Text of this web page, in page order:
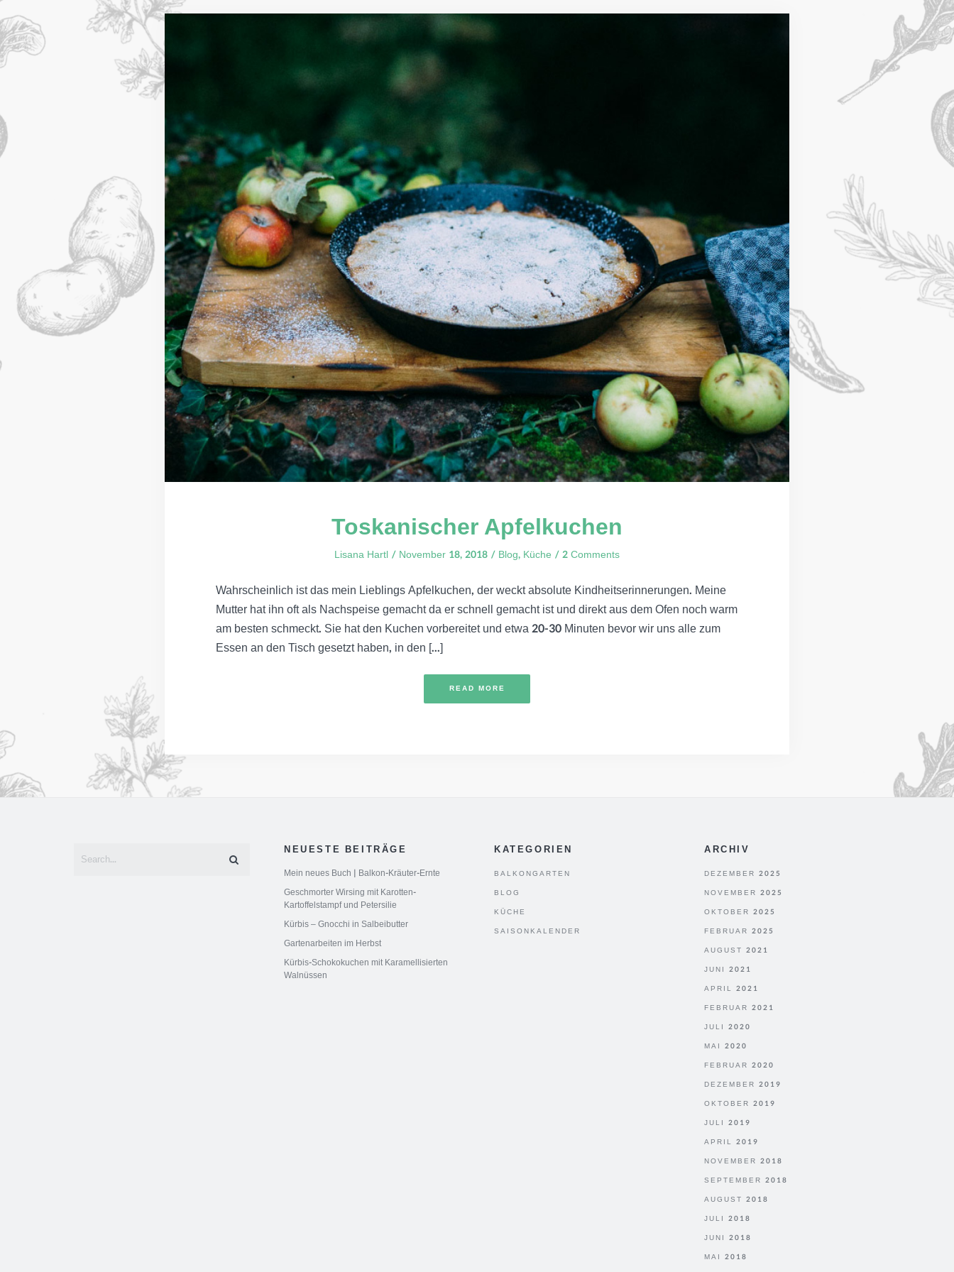
Toskanischer Apfelkuchen
Lisana Hartl November 18, 2018 Blog, Küche 2 Comments
Wahrscheinlich ist das mein Lieblings Apfelkuchen, der weckt absolute Kindheitserinnerungen. Meine
Mutter hat ihn oft als Nachspeise gemacht da er schnell gemacht ist und direkt aus dem Ofen noch warm
am besten schmeckt. Sie hat den Kuchen vorbereitet und etwa 20-30 Minuten bevor wir uns alle zum
Essen an den Tisch gesetzt haben, in den [...]
READ MORE
NEUESTE BEITRÄGE
Mein neues Buch | Balkon-Kräuter-Ernte
Geschmorter Wirsing mit Karotten-
Kartoffelstampf und Petersilie
Kürbis – Gnocchi in Salbeibutter
Gartenarbeiten im Herbst
Kürbis-Schokokuchen mit Karamellisierten
Walnüssen
KATEGORIEN
BALKONGARTEN
BLOG
KÜCHE
SAISONKALENDER
ARCHIV
DEZEMBER 2025
NOVEMBER 2025
OKTOBER 2025
FEBRUAR 2025
AUGUST 2021
JUNI 2021
APRIL 2021
FEBRUAR 2021
JULI 2020
MAI 2020
FEBRUAR 2020
DEZEMBER 2019
OKTOBER 2019
JULI 2019
APRIL 2019
NOVEMBER 2018
SEPTEMBER 2018
AUGUST 2018
JULI 2018
JUNI 2018
MAI 2018